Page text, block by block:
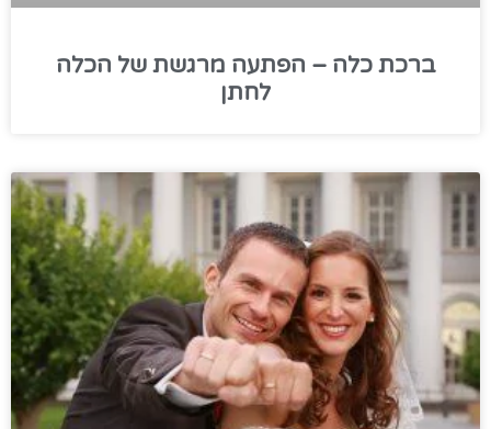
ברכת כלה – הפתעה מרגשת של הכלה
לחתן